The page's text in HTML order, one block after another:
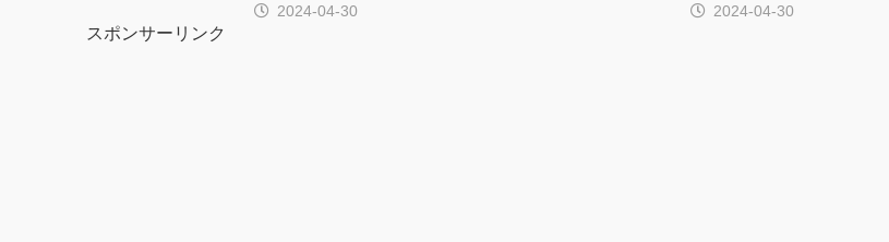
2024-04-30 2024-04-30
スポンサーリンク